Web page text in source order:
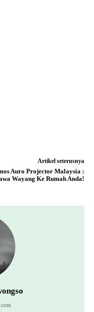
Artikel seterusnya
Auro Projector Malaysia :
Wayang Ke Rumah Anda!